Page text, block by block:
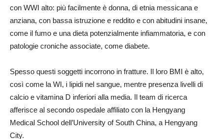
con WWI alto: più facilmente è donna, di etnia messicana e
anziana, con bassa istruzione e reddito e con abitudini insane,
come il fumo e una dieta potenzialmente infiammatoria, e con
patologie croniche associate, come diabete.
Spesso questi soggetti incorrono in fratture. Il loro BMI è alto,
così come la WI, i lipidi nel sangue, mentre presenza livelli di
calcio e vitamina D inferiori alla media. Il team di ricerca
afferisce al secondo ospedale affiliato con la Hengyang
Medical School dell’University of South China, a Hengyang
City.